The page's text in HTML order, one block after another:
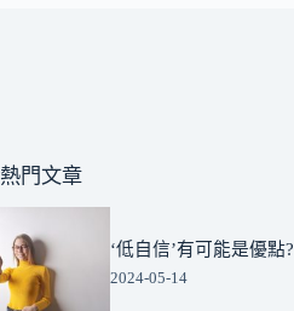
熱門文章
‘低自信’有可能是優點?
2024-05-14